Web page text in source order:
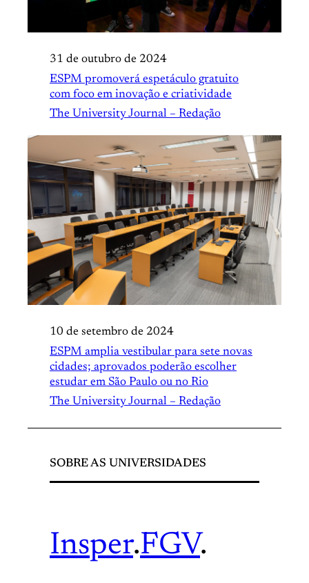
31 de outubro de 2024
ESPM promoverá espetáculo gratuito
com foco em inovação e criatividade
The University Journal – Redação
10 de setembro de 2024
ESPM amplia vestibular para sete novas
cidades; aprovados poderão escolher
estudar em São Paulo ou no Rio
The University Journal – Redação
SOBRE AS UNIVERSIDADES
Insper.FGV.